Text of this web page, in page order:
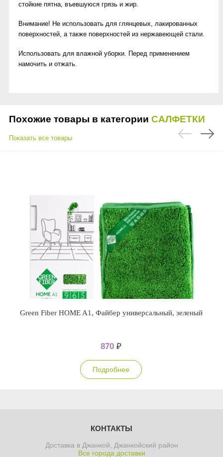
стойкие пятна, въевшуюся грязь и жир.
Внимание! Не использовать для глянцевых, лакированных
поверхностей, а также поверхностей из нержавеющей стали.
Использовать для влажной уборки. Перед применением
намочить и отжать.
Похожие товары в категории САЛФЕТКИ
Показать все товары
Green Fiber HOME A1, Файбер универсальный, зеленый
870 ₽
Подробнее
КОНТАКТЫ
Доставка в Джанкой, Джанкойский район
Все города доставки